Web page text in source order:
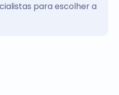
para escolher a